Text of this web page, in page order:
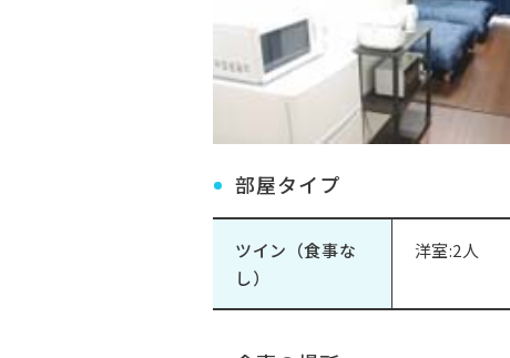
部屋タイプ
ツイン（食事な
し）
洋室:2人